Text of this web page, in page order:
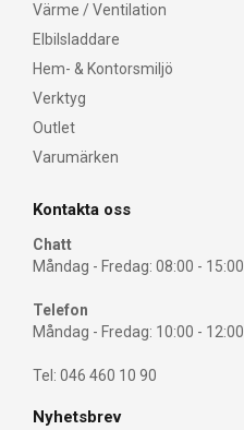
Värme / Ventilation
Elbilsladdare
Hem- & Kontorsmiljö
Verktyg
Outlet
Varumärken
Kontakta oss
Chatt
Måndag - Fredag: 08:00 - 15:00
Telefon
Måndag - Fredag: 10:00 - 12:00
Tel: 046 460 10 90
Nyhetsbrev